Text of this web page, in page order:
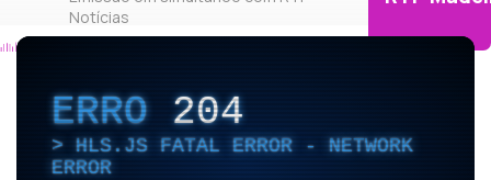
Notícias
ERRO204
HLS.JS FATAL ERROR - NETWORK
ERROR